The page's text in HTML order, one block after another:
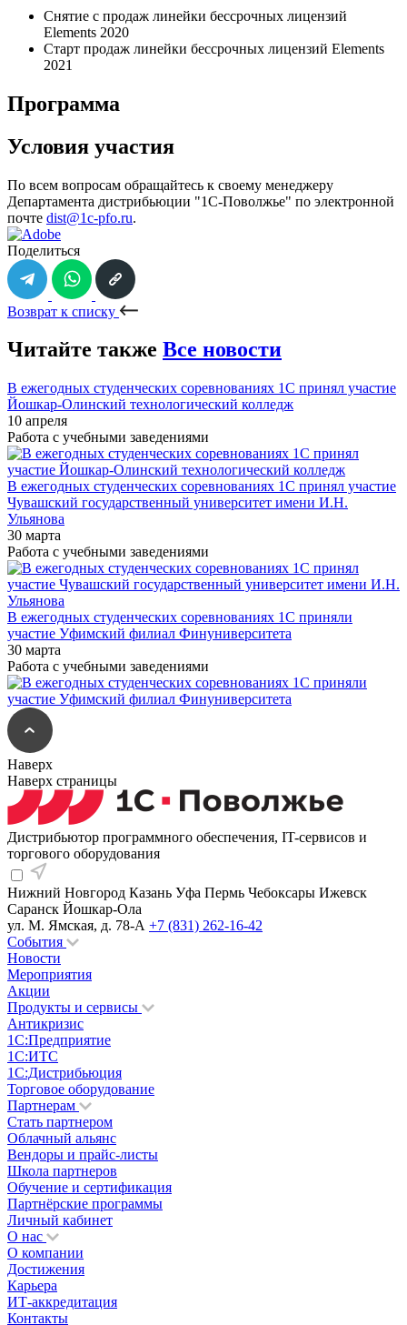
Снятие с продаж линейки бессрочных лицензий
Elements 2020
Старт продаж линейки бессрочных лицензий Elements
2021
Программа
Условия участия
По всем вопросам обращайтесь к своему менеджеру
Департамента дистрибьюции "1С-Поволжье" по электронной
почте dist@1c-pfo.ru.
Поделиться
Возврат к списку
Читайте также Все новости
В ежегодных студенческих соревнованиях 1С принял участие
Йошкар-Олинский технологический колледж
10 апреля
Работа с учебными заведениями
В ежегодных студенческих соревнованиях 1С принял участие
Чувашский государственный университет имени И.Н.
Ульянова
30 марта
Работа с учебными заведениями
В ежегодных студенческих соревнованиях 1С приняли
участие Уфимский филиал Финуниверситета
30 марта
Работа с учебными заведениями
Наверх
Наверх страницы
Дистрибьютор программного обеспечения, IT-сервисов и
торгового оборудования
Нижний Новгород Казань Уфа Пермь Чебоксары Ижевск
Саранск Йошкар-Ола
ул. М. Ямская, д. 78-А +7 (831) 262-16-42
События
Новости
Мероприятия
Акции
Продукты и сервисы
Антикризис
1С:Предприятие
1С:ИТС
1С:Дистрибьюция
Торговое оборудование
Партнерам
Стать партнером
Облачный альянс
Вендоры и прайс-листы
Школа партнеров
Обучение и сертификация
Партнёрские программы
Личный кабинет
О нас
О компании
Достижения
Карьера
ИТ-аккредитация
Контакты